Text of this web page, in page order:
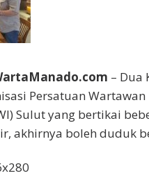
– Dua
Persatuan Wartawan
Sulut yang bertikai
akhirnya boleh duduk